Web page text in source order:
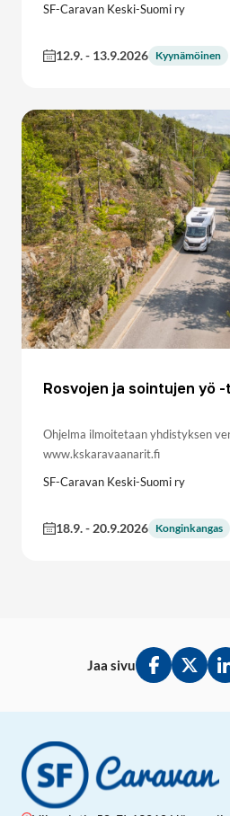
SF-Caravan Keski-Suomi ry
12.9.- 13.9.2026 Kyynämöinen
Rosvojen ja sointujen yö
Ohjelma ilmoitetaan yhdistyksen
www.kskaravaanarit.fi
SF-Caravan Keski-Suomi ry
18.9.- 20.9.2026 Konginkangas
Jaa sivu
Jaa Jaa